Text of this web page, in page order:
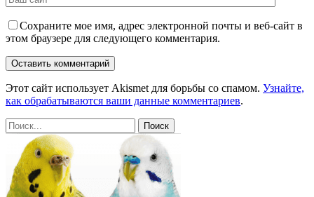
Сохраните мое имя, адрес электронной почты и веб-сайт в
этом браузере для следующего комментария.
Этот сайт использует Akismet для борьбы со спамом. Узнайте,
как обрабатываются ваши данные комментариев.